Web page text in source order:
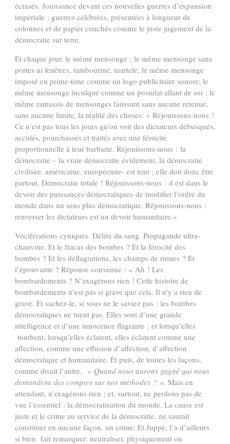
écrasés. Jouissance devant ces nouvelles guerres d’expansion
impériale ; guerres célébrées, présentées à longueur de
colonnes et de papier couchés comme le juste jugement de la
démocratie sur terre.
Et chaque jour, le même mensonge ; le même mensonge sans
portes ni fenêtres, tambouriné, martelé; le même mensonge
imposé en prime-time comme un logo publicitaire sonore; le
même mensonge inculqué comme un postulat allant de soi ; le
même ramassis de mensonges faussant sans aucune retenue,
sans aucune limite, la réalité des choses: « Réjouissons-nous !
Ce n’est pas tous les jours qu’on voit des dictateurs débusqués,
acculés, pourchassés et traités avec une férocité
proportionnelle à leur barbarie. Réjouissons-nous : la
démocratie – la vraie démocratie évidement, la démocratie
civilisée, américaine, européenne- est tout ; elle doit donc être
partout. Démocratie totale ! Réjouissons-nous : il est dans le
devoir des puissances démocratiques de modifier l’ordre du
monde dans un sens plus démocratique. Réjouissons-nous :
renverser les dictateurs est un devoir humanitaire.»
Vociférations cyniques. Délire du sang. Propagande ultra-
chauvine. Et le fracas des bombes ? Et la férocité des
bombes ? Et les déflagrations, les champs de ruines ? Et
l’épouvante ? Réponse convenue : « Ah ! Les
bombardements ? N’exagérons rien ! Cette histoire de
bombardements n’est pas si grave que cela. Il n’y a rien de
grave. Et sachez-le, si vous ne le saviez pas : les bombes
démocratiques ne tuent pas. Elles sont d’une grande
intelligence et d’une innocence flagrante ; et lorsqu’elles
tombent, lorsqu’elles éclatent, elles éclatent comme une
affection, comme une effusion d’affection, d’affection
démocratique et humanitaire. Et puis, de toutes les façons,
comme disait l’autre, « Quand nous aurons gagné qui nous
demandera des comptes sur nos méthodes ? ». Mais en
attendant, n’exagérons rien ; et, surtout, ne perdons pas de
vue l’essentiel : la démocratisation du monde. La cause est
juste et le crime au service de la démocratie, ne saurait
constituer en aucune façon, un crime. Et Juppé, l’a d’ailleurs
si bien fait remarquer: neutraliser, physiquement ou